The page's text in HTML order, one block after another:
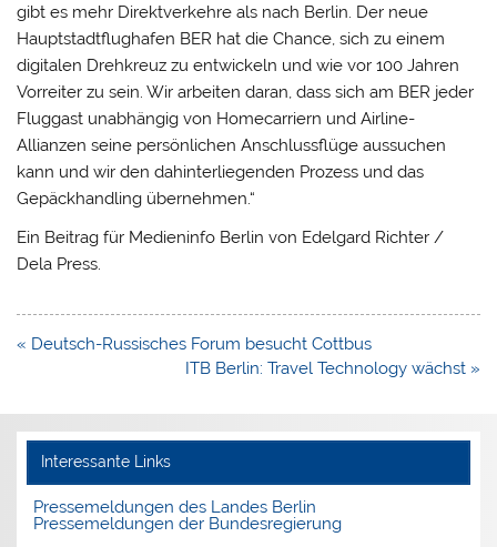
gibt es mehr Direktverkehre als nach Berlin. Der neue
Hauptstadtflughafen BER hat die Chance, sich zu einem
digitalen Drehkreuz zu entwickeln und wie vor 100 Jahren
Vorreiter zu sein. Wir arbeiten daran, dass sich am BER jeder
Fluggast unabhängig von Homecarriern und Airline-
Allianzen seine persönlichen Anschlussflüge aussuchen
kann und wir den dahinterliegenden Prozess und das
Gepäckhandling übernehmen.“
Ein Beitrag für Medieninfo Berlin von Edelgard Richter /
Dela Press.
Beitragsnavigation
« Deutsch-Russisches Forum besucht Cottbus
ITB Berlin: Travel Technology wächst »
Interessante Links
Pressemeldungen des Landes Berlin
Pressemeldungen der Bundesregierung